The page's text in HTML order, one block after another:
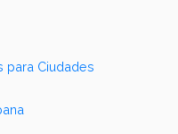
para Ciudades